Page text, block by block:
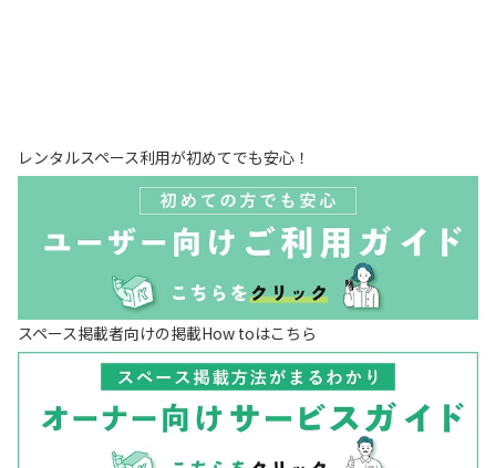
レンタルスペース利用が初めてでも安心！
スペース掲載者向けの掲載How toはこちら